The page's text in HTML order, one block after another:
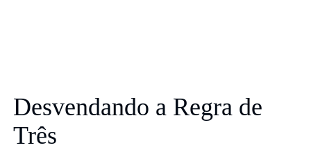
Desvendando a Regra de
Três